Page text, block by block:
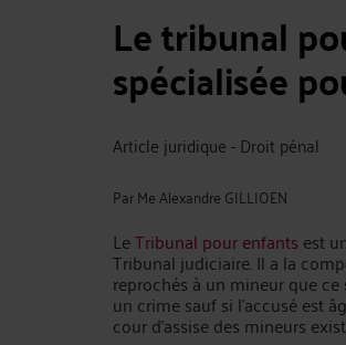
Le tribunal
spécialisée
Article juridique - Droit pénal
ParMe Alexandre GILLIOEN
LeTribunal pour enfants est
Tribunal judiciaire. Il a la
reprochés à un mineur que
un crime sauf si l’accusé est
cour d’assise des mineurs